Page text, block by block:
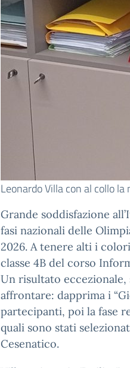
Leonardo Villa con al collo
Grande soddisfazione
fasi nazionali delle
2026. A tenere alti i
classe 4B del corso
Un risultato
affrontare: dapprima i
partecipanti, poi la fase
quali sono stati
Cesenatico.